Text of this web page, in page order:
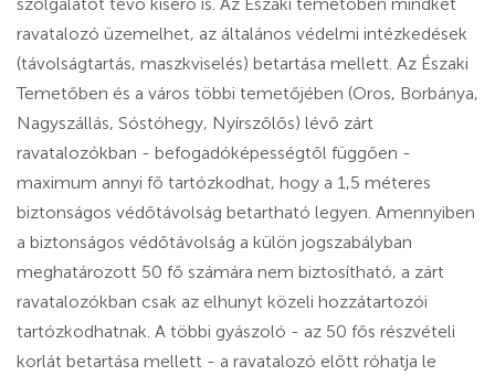
ravatalozó üzemelhet, az általános védelmi intézkedések
(távolságtartás, maszkviselés) betartása mellett. Az Északi
Temetőben és a város többi temetőjében (Oros, Borbánya,
Nagyszállás, Sóstóhegy, Nyírszőlős) lévő zárt
ravatalozókban - befogadóképességtől függően -
maximum annyi fő tartózkodhat, hogy a 1,5 méteres
biztonságos védőtávolság betartható legyen. Amennyiben
a biztonságos védőtávolság a külön jogszabályban
meghatározott 50 fő számára nem biztosítható, a zárt
ravatalozókban csak az elhunyt közeli hozzátartozói
tartózkodhatnak. A többi gyászoló - az 50 fős részvételi
korlát betartása mellett - a ravatalozó előtt róhatja le